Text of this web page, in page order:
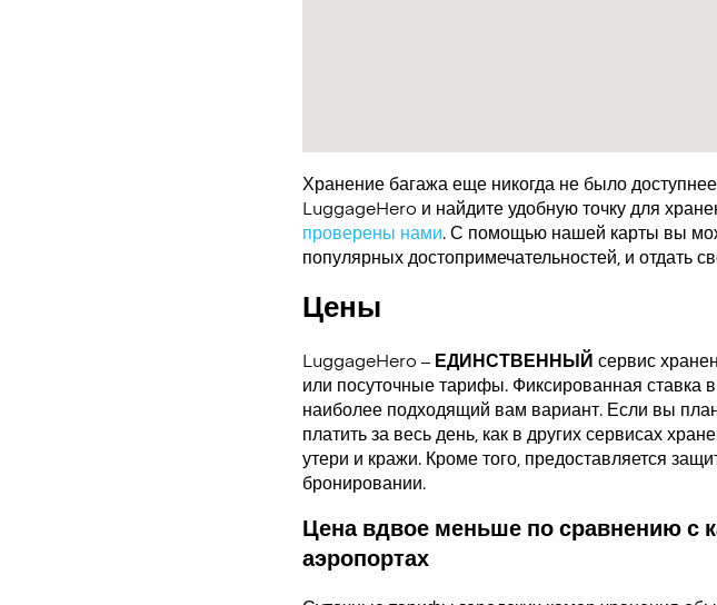
Хранение багажа еще никогда не было
LuggageHero и найдите удобную точку для
проверены нами. С помощью нашей карты вы
популярных достопримечательностей, и отдать
Цены
LuggageHero – ЕДИНСТВЕННЫЙ сервис
или посуточные тарифы. Фиксированная ставка
наиболее подходящий вам вариант. Если вы
платить за весь день, как в других сервисах
утери и кражи. Кроме того, предоставляется
бронировании.
Цена вдвое меньше по сравнению с
аэропортах